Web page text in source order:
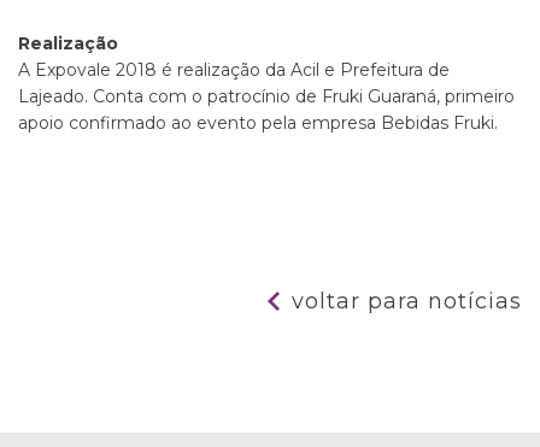
Realização
A Expovale 2018 é realização da Acil e Prefeitura de
Lajeado. Conta com o patrocínio de Fruki Guaraná, primeiro
apoio confirmado ao evento pela empresa Bebidas Fruki.
voltar para notícias